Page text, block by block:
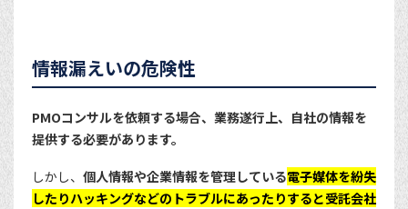
情報漏えいの危険性
PMOコンサルを依頼する場合、業務遂行上、自社の情報を
提供する必要があります。
しかし、 個人情報や企業情報を管理している電子媒体を紛失
したりハッキングなどのトラブルにあったりすると受託会社